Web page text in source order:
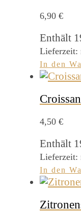
6,90 €
Enthält
Lieferzeit:
In den
4,50 €
Enthält
Lieferzeit:
In den